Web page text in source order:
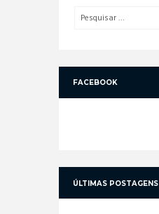
FACEBOOK
ÚLTIMAS POSTAGENS